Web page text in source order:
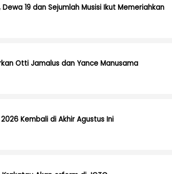
19 dan Sejumlah Musisi Ikut Memeriahkan
Otti Jamalus dan Yance Manusama
Kembali di Akhir Agustus Ini